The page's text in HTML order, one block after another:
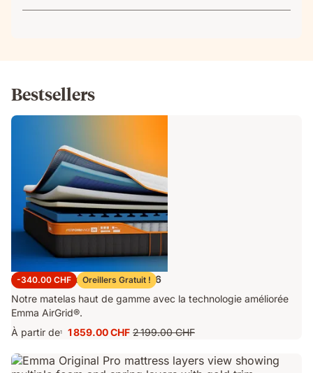
Bestsellers
-340.00 CHF Oreillers Gratuit !
Matelas Emma Performance 26
Notre matelas haut de gamme avec la technologie améliorée
Emma AirGrid®.
À partir de1
Prix
1 859.00 CHF Prix
2 199.00 CHF
2 199.00 CHF